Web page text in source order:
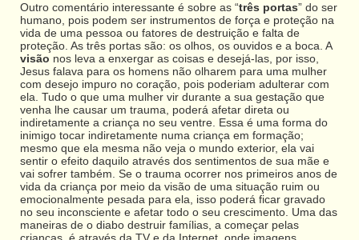
Outro comentário interessante é sobre as “três portas” do ser
humano, pois podem ser instrumentos de força e proteção na
vida de uma pessoa ou fatores de destruição e falta de
proteção. As três portas são: os olhos, os ouvidos e a boca. A
visão nos leva a enxergar as coisas e desejá-las, por isso,
Jesus falava para os homens não olharem para uma mulher
com desejo impuro no coração, pois poderiam adulterar com
ela. Tudo o que uma mulher vir durante a sua gestação que
venha lhe causar um trauma, poderá afetar direta ou
indiretamente a criança no seu ventre. Essa é uma forma do
inimigo tocar indiretamente numa criança em formação;
mesmo que ela mesma não veja o mundo exterior, ela vai
sentir o efeito daquilo através dos sentimentos de sua mãe e
vai sofrer também. Se o trauma ocorrer nos primeiros anos de
vida da criança por meio da visão de uma situação ruim ou
emocionalmente pesada para ela, isso poderá ficar gravado
no seu inconsciente e afetar todo o seu crescimento. Uma das
maneiras de o diabo destruir famílias, a começar pelas